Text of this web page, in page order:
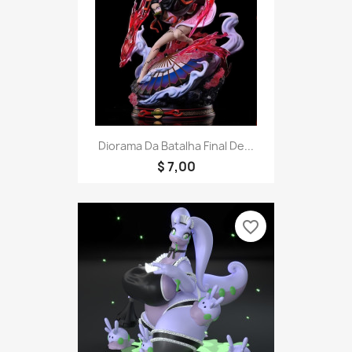
Diorama Da Batalha Final De...
$ 7,00
favorite_border